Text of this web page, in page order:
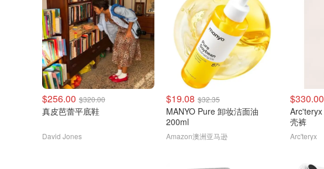
$256.00 $320.00
真皮芭蕾平底鞋
David Jones
$19.08 $32.35
MANYO Pure 卸妆洁面油
200ml
Amazon澳洲亚马逊
$330.00
壳裤
Arc'teryx